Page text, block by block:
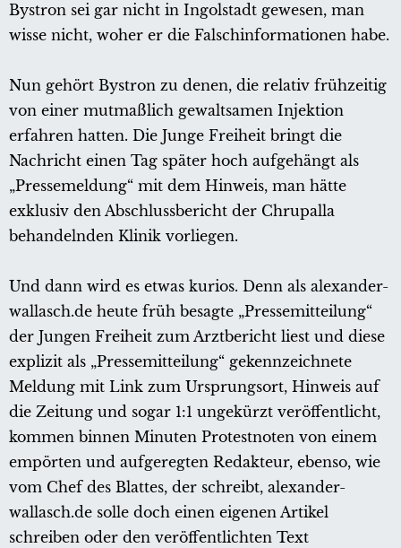
Bystron sei gar nicht in Ingolstadt gewesen, man
wisse nicht, woher er die Falschinformationen habe.
Nun gehört Bystron zu denen, die relativ frühzeitig
von einer mutmaßlich gewaltsamen Injektion
erfahren hatten. Die Junge Freiheit bringt die
Nachricht einen Tag später hoch aufgehängt als
„Pressemeldung“ mit dem Hinweis, man hätte
exklusiv den Abschlussbericht der Chrupalla
behandelnden Klinik vorliegen.
Und dann wird es etwas kurios. Denn als alexander-
wallasch.de heute früh besagte „Pressemitteilung“
der Jungen Freiheit zum Arztbericht liest und diese
explizit als „Pressemitteilung“ gekennzeichnete
Meldung mit Link zum Ursprungsort, Hinweis auf
die Zeitung und sogar 1:1 ungekürzt veröffentlicht,
kommen binnen Minuten Protestnoten von einem
empörten und aufgeregten Redakteur, ebenso, wie
vom Chef des Blattes, der schreibt, alexander-
wallasch.de solle doch einen eigenen Artikel
schreiben oder den veröffentlichten Text